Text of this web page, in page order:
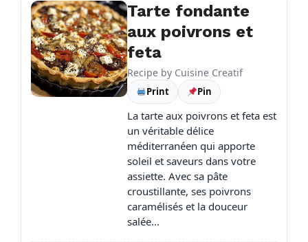
Tarte fondante
aux poivrons et
feta
Recipe by Cuisine Creatif
Print Pin
La tarte aux poivrons et feta est
un véritable délice
méditerranéen qui apporte
soleil et saveurs dans votre
assiette. Avec sa pâte
croustillante, ses poivrons
caramélisés et la douceur
salée…